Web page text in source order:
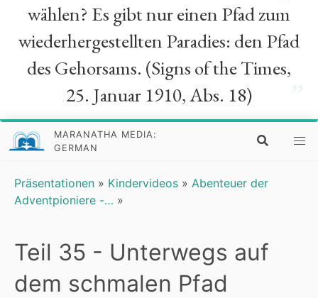
wählen? Es gibt nur einen Pfad zum
wiederhergestellten Paradies: den Pfad
des Gehorsams. (Signs of the Times,
25. Januar 1910, Abs. 18)
MARANATHA MEDIA:
GERMAN
Präsentationen » Kindervideos » Abenteuer der
Adventpioniere -… »
Teil 35 - Unterwegs auf
dem schmalen Pfad